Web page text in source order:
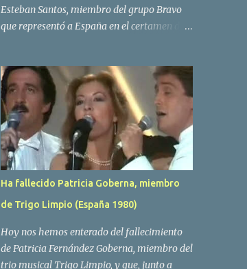
Esteban Santos, miembro del grupo Bravo
que representó a España en el certamen del
su compañera y principal vocalista en la
formación musical, Amaya Saizar, la que ha
dado a conocer la noticia al publico a traves
de las redes sociales. Nacido en Tolosa en
1951, durante su epoca universitaria en la
carrera de empresariales conoció al
estudiante de medicina Luis Villar,
comenzando a actuar juntos,Santos a la
guitarra y Villar al piano, sin atreverse a dar
esto cambió gracias a la propia Amaia
Saizar, que tras su abandono de Trigo
Ha fallecido Patricia Goberna, miembro
de Trigo Limpio (España 1980)
Hoy nos hemos enterado del fallecimiento
de Patricia Fernández Goberna, miembro del
trio musical Trigo Limpio, y que, junto a